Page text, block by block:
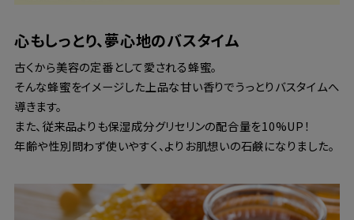
心もしっとり、夢心地のバスタイム
古くから美容の定番として愛される蜂蜜。
そんな蜂蜜をイメージした上品な甘い香りでうっとりバスタイムへ
導きます。
また、従来品よりも保湿成分グリセリンの配合量を10%UP！
年齢や性別問わず使いやすく、よりお肌想いの石鹸になりました。